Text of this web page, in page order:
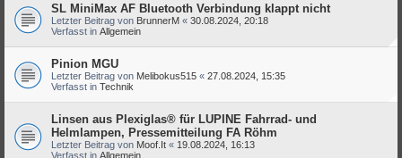
SL MiniMax AF Bluetooth Verbindung klappt nicht
Letzter Beitrag von BrunnerM « 30.08.2024, 20:18
Verfasst in Allgemein
Pinion MGU
Letzter Beitrag von Melibokus515 « 27.08.2024, 15:35
Verfasst in Technik
Linsen aus Plexiglas® für LUPINE Fahrrad- und
Helmlampen, Pressemitteilung FA Röhm
Letzter Beitrag von Moof.It « 19.08.2024, 16:13
Verfasst in Allgemein